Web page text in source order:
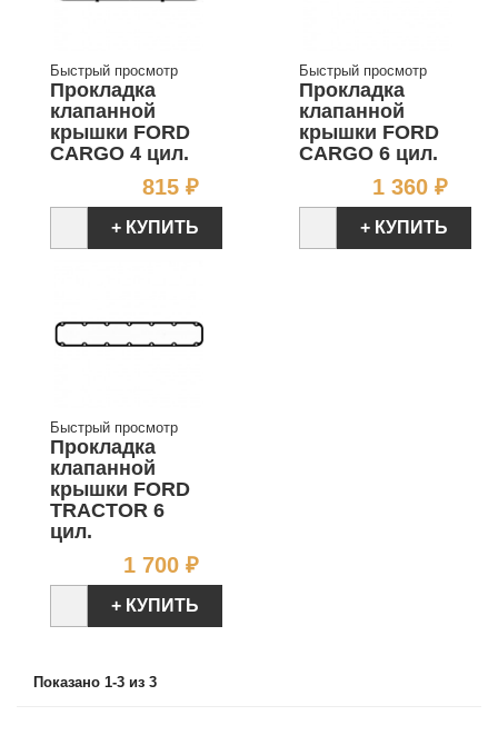
Быстрый просмотр
Прокладка
клапанной
крышки FORD
CARGO 4 цил.
815 ₽Цена
+ КУПИТЬ
Быстрый просмотр
Прокладка
клапанной
крышки FORD
CARGO 6 цил.
1 360 ₽
+ КУПИТЬ
Быстрый просмотр
Прокладка
клапанной
крышки FORD
TRACTOR 6
цил.
1 700 ₽Цена
+ КУПИТЬ
Показано 1-3 из 3